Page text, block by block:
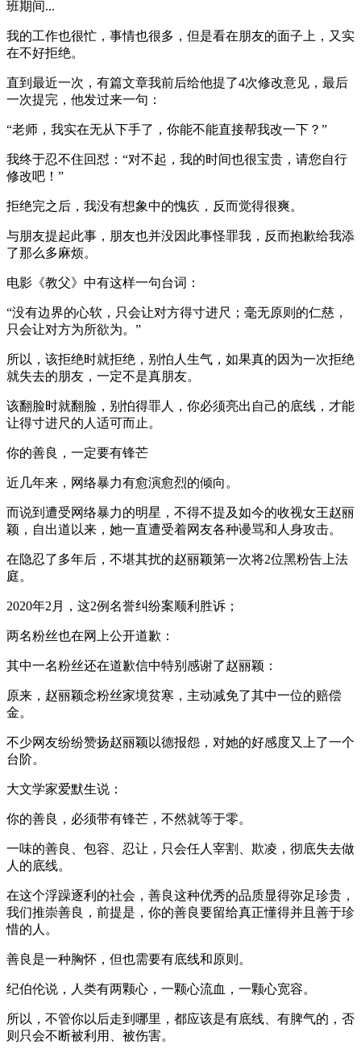
班期间...
我的工作也很忙，事情也很多，但是看在朋友的面子上，又实
在不好拒绝。
直到最近一次，有篇文章我前后给他提了4次修改意见，最后
一次提完，他发过来一句：
“老师，我实在无从下手了，你能不能直接帮我改一下？”
我终于忍不住回怼：“对不起，我的时间也很宝贵，请您自行
修改吧！”
拒绝完之后，我没有想象中的愧疚，反而觉得很爽。
与朋友提起此事，朋友也并没因此事怪罪我，反而抱歉给我添
了那么多麻烦。
电影《教父》中有这样一句台词：
“没有边界的心软，只会让对方得寸进尺；毫无原则的仁慈，
只会让对方为所欲为。”
所以，该拒绝时就拒绝，别怕人生气，如果真的因为一次拒绝
就失去的朋友，一定不是真朋友。
该翻脸时就翻脸，别怕得罪人，你必须亮出自己的底线，才能
让得寸进尺的人适可而止。
你的善良，一定要有锋芒
近几年来，网络暴力有愈演愈烈的倾向。
而说到遭受网络暴力的明星，不得不提及如今的收视女王赵丽
颖，自出道以来，她一直遭受着网友各种谩骂和人身攻击。
在隐忍了多年后，不堪其扰的赵丽颖第一次将2位黑粉告上法
庭。
2020年2月，这2例名誉纠纷案顺利胜诉；
两名粉丝也在网上公开道歉：
其中一名粉丝还在道歉信中特别感谢了赵丽颖：
原来，赵丽颖念粉丝家境贫寒，主动减免了其中一位的赔偿
金。
不少网友纷纷赞扬赵丽颖以德报怨，对她的好感度又上了一个
台阶。
大文学家爱默生说：
你的善良，必须带有锋芒，不然就等于零。
一味的善良、包容、忍让，只会任人宰割、欺凌，彻底失去做
人的底线。
在这个浮躁逐利的社会，善良这种优秀的品质显得弥足珍贵，
我们推崇善良，前提是，你的善良要留给真正懂得并且善于珍
惜的人。
善良是一种胸怀，但也需要有底线和原则。
纪伯伦说，人类有两颗心，一颗心流血，一颗心宽容。
所以，不管你以后走到哪里，都应该是有底线、有脾气的，否
则只会不断被利用、被伤害。